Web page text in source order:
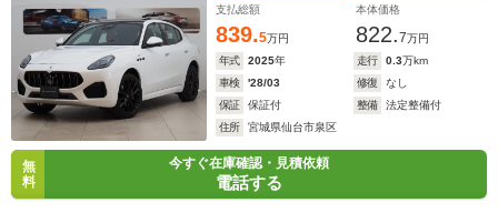
支払総額
839.5万円
本体価格
822.7万円
年式
2025年 走行 0.3万km
車検
'28/03 修復
なし
保証
保証付 整備
法定整備付
住所
宮城県仙台市泉区
無
料
今すぐ在庫確認・見積依頼
電話する